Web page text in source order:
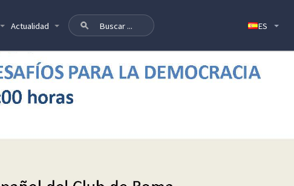
Actualidad